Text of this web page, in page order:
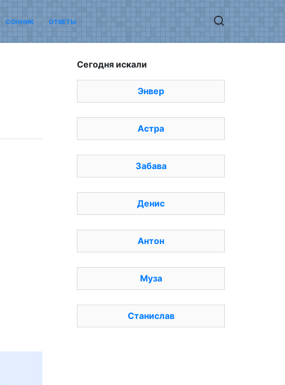
СОННИК ОТВЕТЫ
Сегодня искали
Энвер
Астра
Забава
Денис
Антон
Муза
Станислав